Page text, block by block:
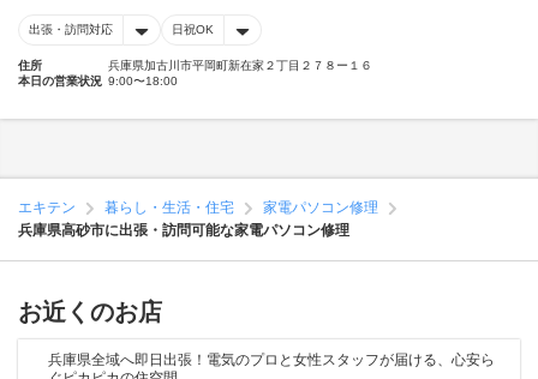
出張・訪問対応 日祝OK
住所
兵庫県加古川市平岡町新在家２丁目２７８ー１６
本日の営業状況 9:00〜18:00
エキテン 暮らし・生活・住宅
家電パソコン修理
兵庫県高砂市に出張・訪問可能な家電パソコン修理
お近くのお店
兵庫県全域へ即日出張！電気のプロと女性スタッフが届ける、心安ら